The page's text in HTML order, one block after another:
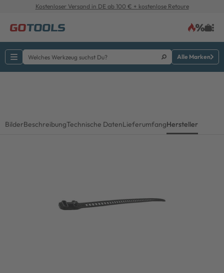
Kostenloser Versand in DE ab 100 € + kostenlose Retoure
Alle Marken
BilderBeschreibungTechnische DatenLieferumfangHersteller